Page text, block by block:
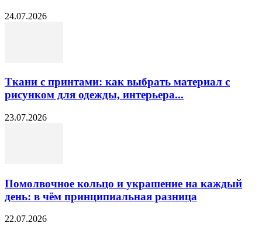
24.07.2026
Ткани с принтами: как выбрать материал с
рисунком для одежды, интерьера...
23.07.2026
Помолвочное кольцо и украшение на каждый
день: в чём принципиальная разница
22.07.2026